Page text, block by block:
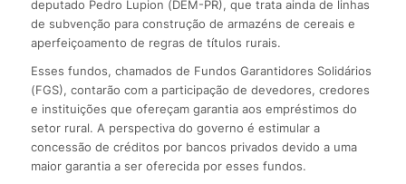
deputado Pedro Lupion (DEM-PR), que trata ainda de linhas
de subvenção para construção de armazéns de cereais e
aperfeiçoamento de regras de títulos rurais.
Esses fundos, chamados de Fundos Garantidores Solidários
(FGS), contarão com a participação de devedores, credores
e instituições que ofereçam garantia aos empréstimos do
setor rural. A perspectiva do governo é estimular a
concessão de créditos por bancos privados devido a uma
maior garantia a ser oferecida por esses fundos.